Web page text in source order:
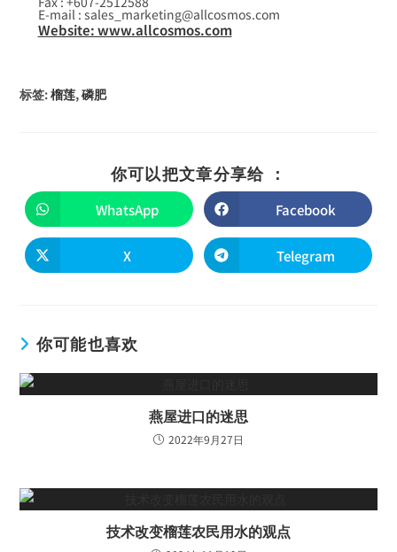
E-mail : sales_marketing@allcosmos.com
Website: www.allcosmos.com
标签:榴莲,磷肥
你可以把文章分享给 ：
WhatsApp Facebook
X Telegram
你可能也喜欢
燕屋进口的迷思
2022年9月27日
技术改变榴莲农民用水的观点